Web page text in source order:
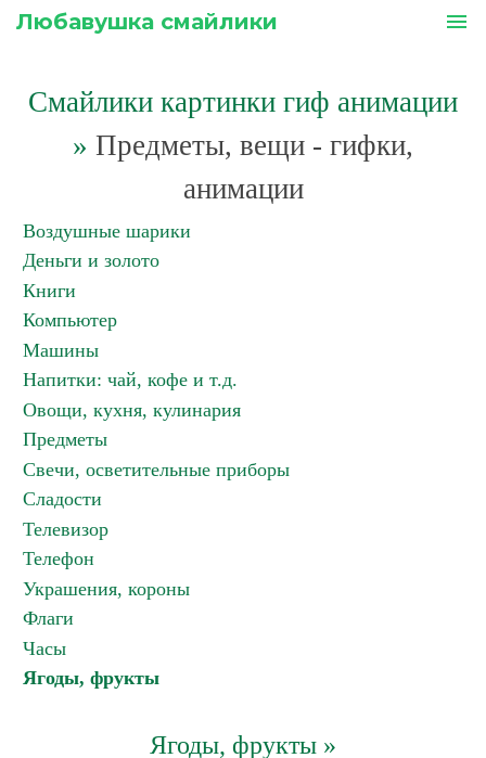
Любавушка смайлики menu
Смайлики картинки гиф анимации
» Предметы, вещи - гифки,
анимации
Воздушные шарики
Деньги и золото
Книги
Компьютер
Машины
Напитки: чай, кофе и т.д.
Овощи, кухня, кулинария
Предметы
Свечи, осветительные приборы
Сладости
Телевизор
Телефон
Украшения, короны
Флаги
Часы
Ягоды, фрукты
Ягоды, фрукты »